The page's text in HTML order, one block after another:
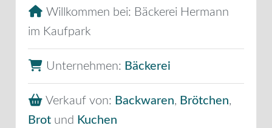
Willkommen bei: Bäckerei Hermann
im Kaufpark
Unternehmen: Bäckerei
Verkauf von: Backwaren, Brötchen,
Brot und Kuchen